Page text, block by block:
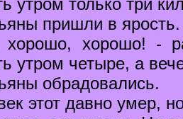
утром только три
пришли в ярость.
хорошо! -
утром четыре, а
обрадовались.
этот давно умер,